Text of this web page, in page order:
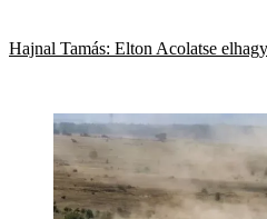
Hajnal Tamás: Elton Acolatse